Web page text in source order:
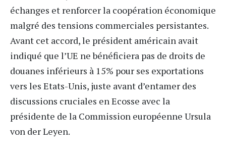
échanges et renforcer la coopération économique
malgré des tensions commerciales persistantes.
Avant cet accord, le président américain avait
indiqué que l’UE ne bénéficiera pas de droits de
douanes inférieurs à 15% pour ses exportations
vers les Etats-Unis, juste avant d’entamer des
discussions cruciales en Ecosse avec la
présidente de la Commission européenne Ursula
von der Leyen.